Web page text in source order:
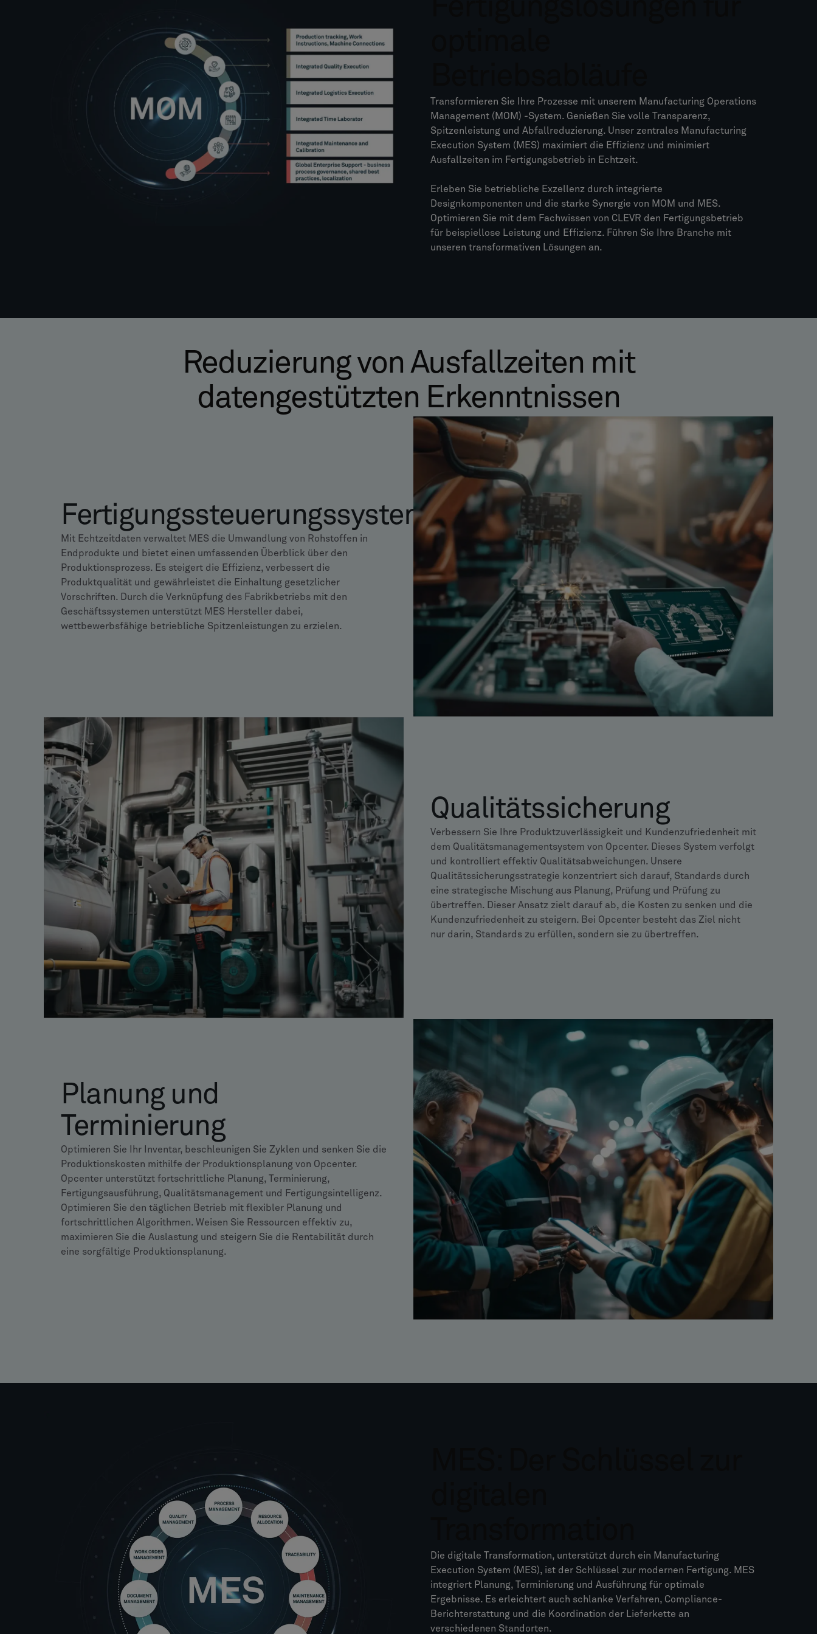
Transformieren Sie Ihre Prozesse mit unserem Manufacturing Operations
Management (MOM) -System. Genießen Sie volle Transparenz,
Spitzenleistung und Abfallreduzierung. Unser zentrales Manufacturing
Execution System (MES) maximiert die Effizienz und minimiert
Ausfallzeiten im Fertigungsbetrieb in Echtzeit.
Erleben Sie betriebliche Exzellenz durch integrierte
Designkomponenten und die starke Synergie von MOM und MES.
Optimieren Sie mit dem Fachwissen von CLEVR den Fertigungsbetrieb
für beispiellose Leistung und Effizienz. Führen Sie Ihre Branche mit
unseren transformativen Lösungen an.
Reduzierung von Ausfallzeiten mit
datengestützten Erkenntnissen
Fertigungssteuerungssystem
Mit Echtzeitdaten verwaltet MES die Umwandlung von Rohstoffen in
Endprodukte und bietet einen umfassenden Überblick über den
Produktionsprozess. Es steigert die Effizienz, verbessert die
Produktqualität und gewährleistet die Einhaltung gesetzlicher
Vorschriften. Durch die Verknüpfung des Fabrikbetriebs mit den
Geschäftssystemen unterstützt MES Hersteller dabei,
wettbewerbsfähige betriebliche Spitzenleistungen zu erzielen.
Qualitätssicherung
Verbessern Sie Ihre Produktzuverlässigkeit und Kundenzufriedenheit mit
dem Qualitätsmanagementsystem von Opcenter. Dieses System verfolgt
und kontrolliert effektiv Qualitätsabweichungen. Unsere
Qualitätssicherungsstrategie konzentriert sich darauf, Standards durch
eine strategische Mischung aus Planung, Prüfung und Prüfung zu
übertreffen. Dieser Ansatz zielt darauf ab, die Kosten zu senken und die
Kundenzufriedenheit zu steigern. Bei Opcenter besteht das Ziel nicht
nur darin, Standards zu erfüllen, sondern sie zu übertreffen.
Planung und
Terminierung
Optimieren Sie Ihr Inventar, beschleunigen Sie Zyklen und senken Sie die
Produktionskosten mithilfe der Produktionsplanung von Opcenter.
Opcenter unterstützt fortschrittliche Planung, Terminierung,
Fertigungsausführung, Qualitätsmanagement und Fertigungsintelligenz.
Optimieren Sie den täglichen Betrieb mit flexibler Planung und
fortschrittlichen Algorithmen. Weisen Sie Ressourcen effektiv zu,
maximieren Sie die Auslastung und steigern Sie die Rentabilität durch
eine sorgfältige Produktionsplanung.
Die digitale Transformation, unterstützt durch ein Manufacturing
Execution System (MES), ist der Schlüssel zur modernen Fertigung. MES
integriert Planung, Terminierung und Ausführung für optimale
Ergebnisse. Es erleichtert auch schlanke Verfahren, Compliance-
Berichterstattung und die Koordination der Lieferkette an
verschiedenen Standorten.